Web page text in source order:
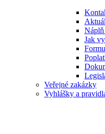
Jak
Veřejné zakázky
Vyhlášky a